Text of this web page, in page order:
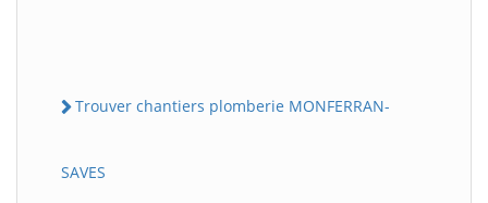
Trouver chantiers plomberie MONFERRAN-
SAVES